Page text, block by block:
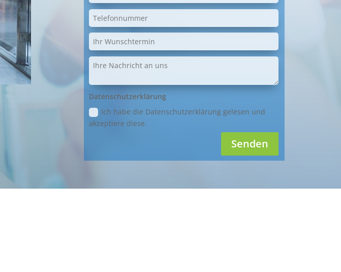
Datenschutzerklärung
Ich habe die Datenschutzerklärung gelesen und
akzeptiere diese.
Senden